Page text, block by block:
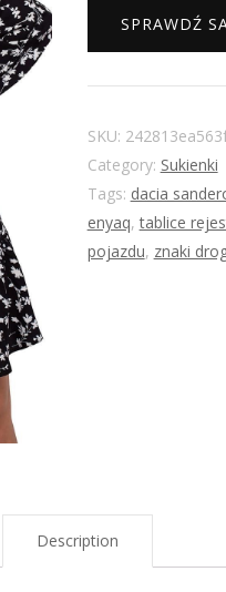
SPRAWDŹ
SKU:
Category: Sukienki
Tags: dacia
enyaq,tablice
pojazdu, znaki
Description